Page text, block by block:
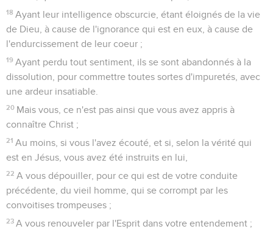
18 Ayant leur intelligence obscurcie, étant éloignés de la vie
de Dieu, à cause de l'ignorance qui est en eux, à cause de
l'endurcissement de leur coeur ;
19 Ayant perdu tout sentiment, ils se sont abandonnés à la
dissolution, pour commettre toutes sortes d'impuretés, avec
une ardeur insatiable.
20 Mais vous, ce n'est pas ainsi que vous avez appris à
connaître Christ ;
21 Au moins, si vous l'avez écouté, et si, selon la vérité qui
est en Jésus, vous avez été instruits en lui,
22 A vous dépouiller, pour ce qui est de votre conduite
précédente, du vieil homme, qui se corrompt par les
convoitises trompeuses ;
23 A vous renouveler par l'Esprit dans votre entendement ;